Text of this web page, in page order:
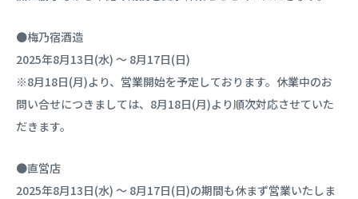
●梅乃宿酒造
2025年8月13日(水) ～ 8月17日(日)
※8月18日(月)より、営業開始を予定しております。休業中のお
問い合せにつきましては、8月18日(月)より順次対応させていた
だきます。
●直営店
2025年8月13日(水) ～ 8月17日(日)の期間も休まず営業いたしま